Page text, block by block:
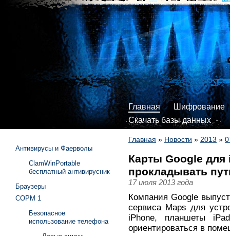
Главная
Шифрование
Скачать базы данных
Главная » Новости » 2013 »
Карты Google для
прокладывать
17 июля 2013 года
Компания Google
сервиса Maps для
iPhone, планшеты
ориентироваться в
Антивирусы и Фаерволы
ClamWinPortable
бесплатный антивирусник
Браузеры
СОРМ 1
Безопасное
использование телефона